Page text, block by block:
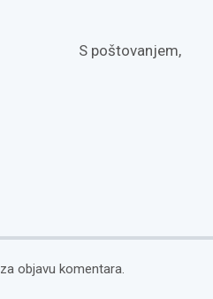
S poštovanjem,
za objavu komentara.